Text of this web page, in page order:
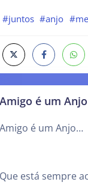
#juntos #anjo
Amigo é um Anjo
Amigo é
Que está sempre